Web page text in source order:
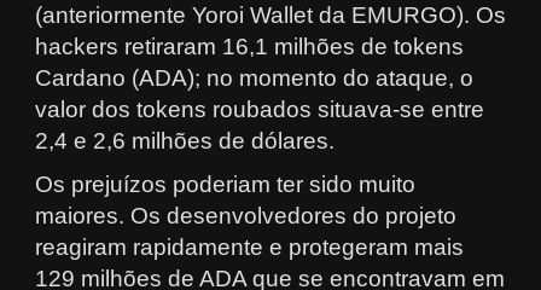
(anteriormente Yoroi Wallet da EMURGO). Os
hackers retiraram 16,1 milhões de tokens
Cardano (ADA); no momento do ataque, o
valor dos tokens roubados situava-se entre
2,4 e 2,6 milhões de dólares.
Os prejuízos poderiam ter sido muito
maiores. Os desenvolvedores do projeto
reagiram rapidamente e protegeram mais
129 milhões de ADA que se encontravam em